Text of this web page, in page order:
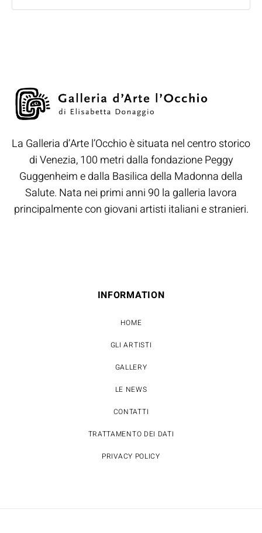
La Galleria d’Arte l’Occhio è situata nel centro storico
di Venezia, 100 metri dalla fondazione Peggy
Guggenheim e dalla Basilica della Madonna della
Salute. Nata nei primi anni 90 la galleria lavora
principalmente con giovani artisti italiani e stranieri.
INFORMATION
HOME
GLI ARTISTI
GALLERY
LE NEWS
CONTATTI
TRATTAMENTO DEI DATI
PRIVACY POLICY